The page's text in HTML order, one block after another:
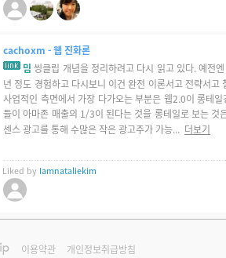
cachoxm - 웹 진화론
밈 씽클립 개념을 정리하려고 다시 읽고 있다. 예전
년 정도 경험하고 다시보니 이건 완전 이론서고 전략서
사업적인 측면에서 가장 다가오는 부분은 웹2.0이 롱테
들이 아마존 매출의 1/3이 된다는 것을 롱테일로 보는 것
센스 광고를 통해 수많은 작은 광고주가 가능... 더보기
Liked by Iamnataliekim
이용약관 개인정보취급방침